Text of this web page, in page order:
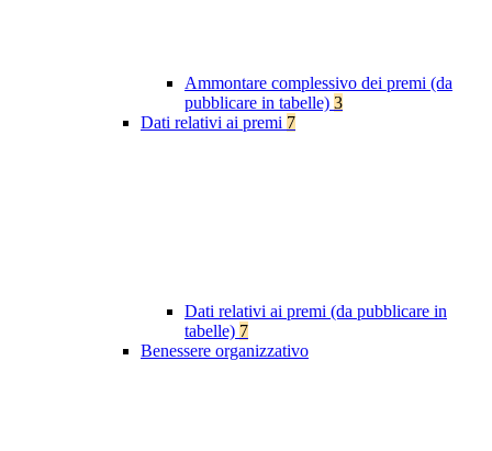
Ammontare complessivo dei premi (da
pubblicare in tabelle) 3
Dati relativi ai premi 7
Dati relativi ai premi (da pubblicare in
tabelle) 7
Benessere organizzativo